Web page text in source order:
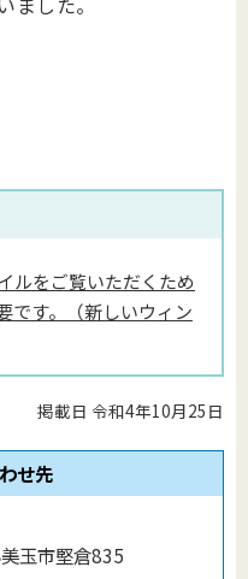
ルをご覧いただくため
です。（新しいウィン
掲載日 令和4年10月25日
せ先
玉市堅倉835